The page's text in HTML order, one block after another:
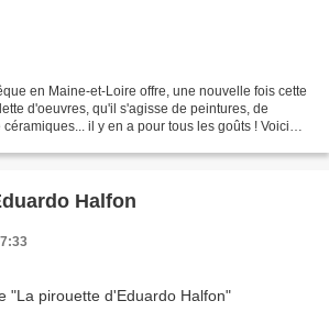
en Maine-et-Loire offre, une nouvelle fois cette
d'oeuvres, qu'il s'agisse de peintures, de
il y en a pour tous les goûts ! Voici
Halfon